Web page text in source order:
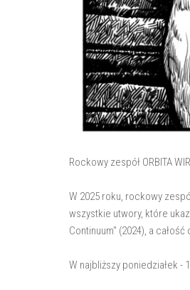
Rockowy zespół ORBITA
W 2025 roku, rockowy
wszystkie utwory, które
Continuum" (2024), a
W najbliższy poniedziałek -